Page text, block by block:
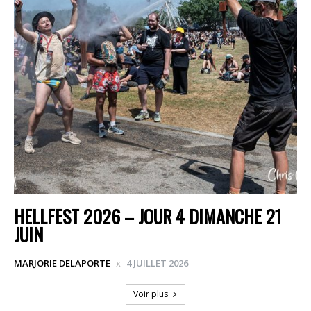
HELLFEST 2026 – JOUR 4 DIMANCHE 21
JUIN
MARJORIE DELAPORTE 4 JUILLET 2026
Voir plus